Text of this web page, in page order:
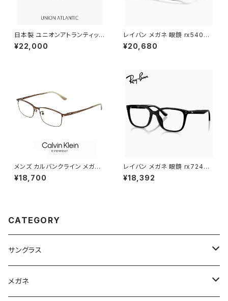
日本製 ユニオンアトランティック
メガネ ua3600 22 46mm uni
onatlantic 眼鏡 鯖江 メンズ
¥22,000
レイバン メガネ 眼鏡 rx5403d
5725 54mm Ray-Ban 眼鏡
メンズ レディース ユニセックス
少し 大きめ 大きい サイズ ダミ
ーレンズ発送
¥20,680
メンズ カルバンクライン メガネ
ck23111lb-200 calvin klein
眼鏡 ck23111lb スクエア 型 め
¥18,700
レイバン メガネ 眼鏡 rx7248d
2000 55mm Ray-Ban 眼鏡
メンズ レディース ユニセックス
¥18,392
CATEGORY
サングラス
Ray-Ban レイバン
メガネ